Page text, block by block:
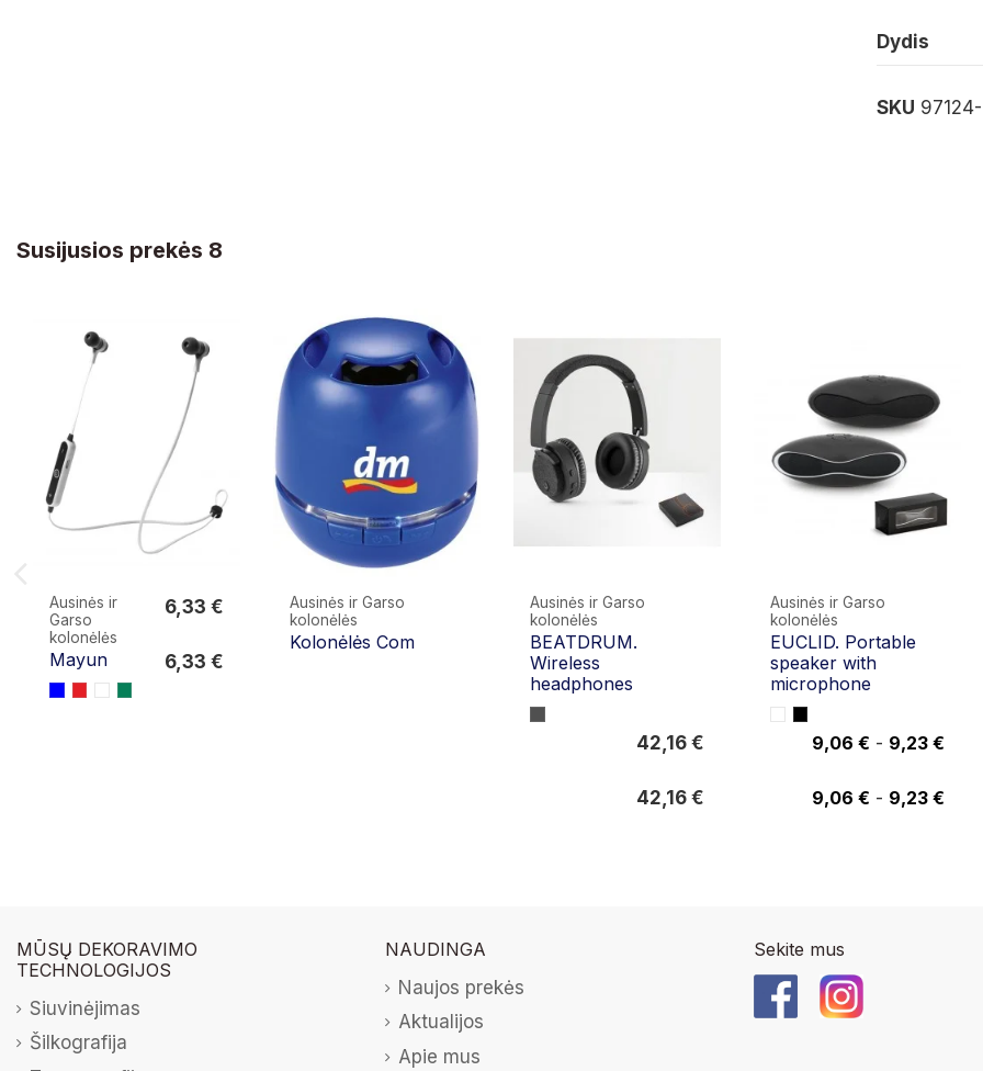
Dydis
SKU
Susijusios prekės 8
Ausinės ir
Garso
kolonėlės
Mayun
6,33 €
6,33 €
Ausinės ir Garso
kolonėlės
Kolonėlės Com
Ausinės ir Garso
kolonėlės
BEATDRUM.
Wireless
headphones
42,16 €
42,16 €
Ausinės ir Garso
kolonėlės
EUCLID. Portable
speaker with
microphone
9,06 € - 9,23 €
9,06 € - 9,23 €
MŪSŲ DEKORAVIMO
TECHNOLOGIJOS
Siuvinėjimas
Šilkografija
NAUDINGA
Naujos prekės
Aktualijos
Apie mus
Sekite mus